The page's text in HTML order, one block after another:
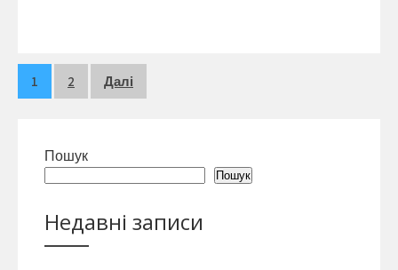
Пагінація
1 2 Далі
Пошук
Пошук
Недавні записи